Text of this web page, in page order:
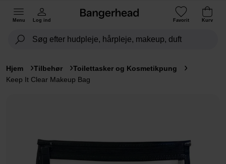
Menu Log ind Favorit Kurv
Hjem Tilbehør
Toilettasker og Kosmetikpung
Keep It Clear Makeup Bag